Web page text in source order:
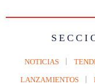
NOTICIAS
LANZAMIENTOS